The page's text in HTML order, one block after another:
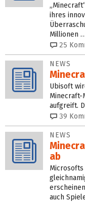
ihres
Millionen …
25
NEWS
Ubisoft
Minecraft-
aufgreift.
39
NEWS
ab
Microsofts
auch